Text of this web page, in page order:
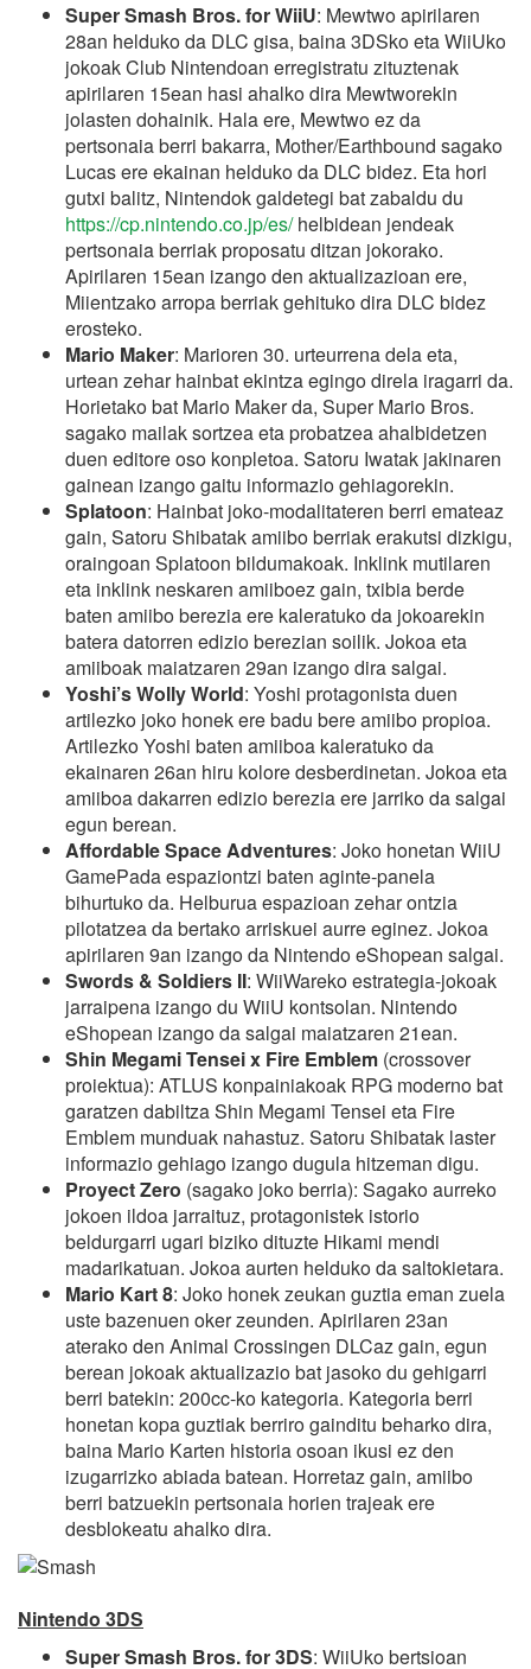
Super Smash Bros. for WiiU: Mewtwo apirilaren
28an helduko da DLC gisa, baina 3DSko eta WiiUko
jokoak Club Nintendoan erregistratu zituztenak
apirilaren 15ean hasi ahalko dira Mewtworekin
jolasten dohainik. Hala ere, Mewtwo ez da
pertsonaia berri bakarra, Mother/Earthbound sagako
Lucas ere ekainan helduko da DLC bidez. Eta hori
gutxi balitz, Nintendok galdetegi bat zabaldu du
https://cp.nintendo.co.jp/es/helbidean jendeak
pertsonaia berriak proposatu ditzan jokorako.
Apirilaren 15ean izango den aktualizazioan ere,
Miientzako arropa berriak gehituko dira DLC bidez
erosteko.
Mario Maker: Marioren 30. urteurrena dela eta,
urtean zehar hainbat ekintza egingo direla iragarri da.
Horietako bat Mario Maker da, Super Mario Bros.
sagako mailak sortzea eta probatzea ahalbidetzen
duen editore oso konpletoa. Satoru Iwatak jakinaren
gainean izango gaitu informazio gehiagorekin.
Splatoon: Hainbat joko-modalitateren berri emateaz
gain, Satoru Shibatak amiibo berriak erakutsi dizkigu,
oraingoan Splatoon bildumakoak. Inklink mutilaren
eta inklink neskaren amiiboez gain, txibia berde
baten amiibo berezia ere kaleratuko da jokoarekin
batera datorren edizio berezian soilik. Jokoa eta
amiiboak maiatzaren 29an izango dira salgai.
Yoshi’s Wolly World: Yoshi protagonista duen
artilezko joko honek ere badu bere amiibo propioa.
Artilezko Yoshi baten amiiboa kaleratuko da
ekainaren 26an hiru kolore desberdinetan. Jokoa eta
amiiboa dakarren edizio berezia ere jarriko da salgai
egun berean.
Affordable Space Adventures: Joko honetan WiiU
GamePada espaziontzi baten aginte-panela
bihurtuko da. Helburua espazioan zehar ontzia
pilotatzea da bertako arriskuei aurre eginez. Jokoa
apirilaren 9an izango da Nintendo eShopean salgai.
Swords & Soldiers II: WiiWareko estrategia-jokoak
jarraipena izango du WiiU kontsolan. Nintendo
eShopean izango da salgai maiatzaren 21ean.
Shin Megami Tensei x Fire Emblem (crossover
proiektua): ATLUS konpainiakoak RPG moderno bat
garatzen dabiltza Shin Megami Tensei eta Fire
Emblem munduak nahastuz. Satoru Shibatak laster
informazio gehiago izango dugula hitzeman digu.
Proyect Zero (sagako joko berria): Sagako aurreko
jokoen ildoa jarraituz, protagonistek istorio
beldurgarri ugari biziko dituzte Hikami mendi
madarikatuan. Jokoa aurten helduko da saltokietara.
Mario Kart 8: Joko honek zeukan guztia eman zuela
uste bazenuen oker zeunden. Apirilaren 23an
aterako den Animal Crossingen DLCaz gain, egun
berean jokoak aktualizazio bat jasoko du gehigarri
berri batekin: 200cc-ko kategoria. Kategoria berri
honetan kopa guztiak berriro gainditu beharko dira,
baina Mario Karten historia osoan ikusi ez den
izugarrizko abiada batean. Horretaz gain, amiibo
berri batzuekin pertsonaia horien trajeak ere
desblokeatu ahalko dira.
Nintendo 3DS
Super Smash Bros. for 3DS: WiiUko bertsioan